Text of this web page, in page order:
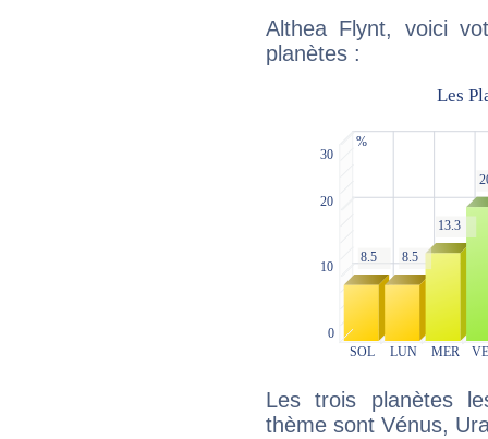
Althea Flynt, voici
planètes :
Les trois planètes
thème sont Vénus,